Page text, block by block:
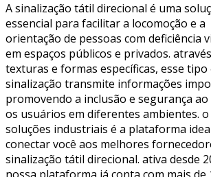
A sinalização tátil direcional é uma
essencial para facilitar a locomoção e a
orientação de pessoas com deficiência
em espaços públicos e privados.
texturas e formas específicas, esse tipo
sinalização transmite informações
promovendo a inclusão e segurança
os usuários em diferentes ambientes. o
soluções industriais é a plataforma
conectar você aos melhores
sinalização tátil direcional. ativa desde